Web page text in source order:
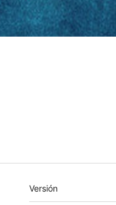
Meta
Versión